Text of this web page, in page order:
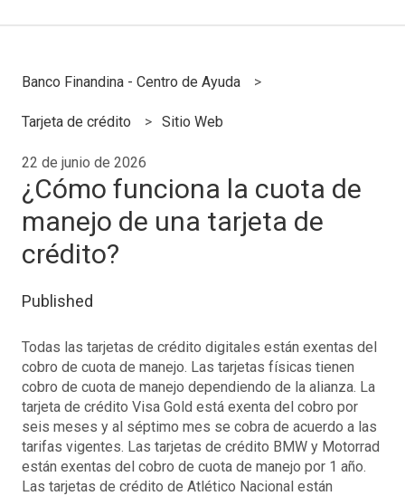
Banco Finandina - Centro de Ayuda
Tarjeta de crédito Sitio Web
22 de junio de 2026
¿Cómo funciona la cuota de
manejo de una tarjeta de
crédito?
Published
Todas las tarjetas de crédito digitales están exentas del
cobro de cuota de manejo. Las tarjetas físicas tienen
cobro de cuota de manejo dependiendo de la alianza. La
tarjeta de crédito Visa Gold está exenta del cobro por
seis meses y al séptimo mes se cobra de acuerdo a las
tarifas vigentes. Las tarjetas de crédito BMW y Motorrad
están exentas del cobro de cuota de manejo por 1 año.
Las tarjetas de crédito de Atlético Nacional están